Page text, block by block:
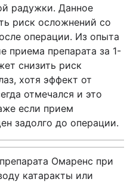
радужки. Данное
риск осложнений со
операции. Из опыта
приема препарата за 1-
снизить риск
хотя эффект от
отмечался и это
если прием
задолго до операции.
Омаренс при
катаракты или